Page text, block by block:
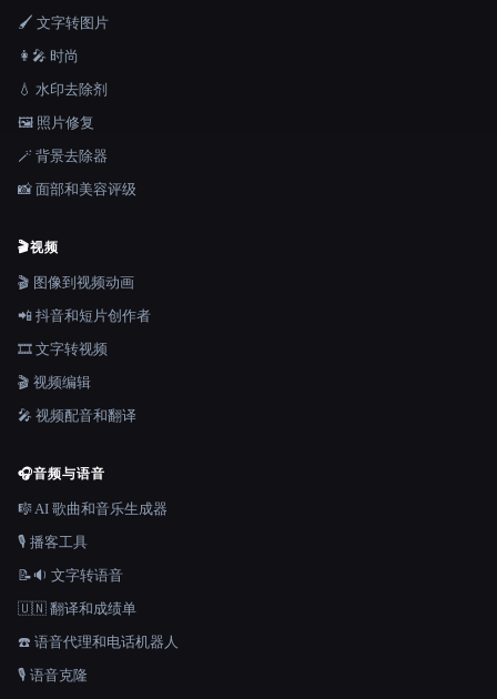
🖌️ 文字转图片
👩‍🎤 时尚
💧 水印去除剂
🖼️ 照片修复
🪄 背景去除器
📸 面部和美容评级
🎬视频
🎬 图像到视频动画
📲 抖音和短片创作者
🎞️ 文字转视频
🎬 视频编辑
🎤 视频配音和翻译
🎧音频与语音
🎼 AI 歌曲和音乐生成器
🎙️ 播客工具
📝🔉 文字转语音
🇺🇳 翻译和成绩单
☎️ 语音代理和电话机器人
🎙️ 语音克隆